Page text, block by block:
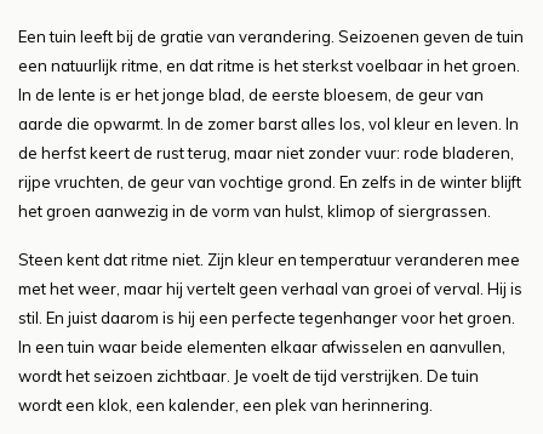
Een tuin leeft bij de gratie van verandering. Seizoenen geven de tuin
een natuurlijk ritme, en dat ritme is het sterkst voelbaar in het groen.
In de lente is er het jonge blad, de eerste bloesem, de geur van
aarde die opwarmt. In de zomer barst alles los, vol kleur en leven. In
de herfst keert de rust terug, maar niet zonder vuur: rode bladeren,
rijpe vruchten, de geur van vochtige grond. En zelfs in de winter blijft
het groen aanwezig in de vorm van hulst, klimop of siergrassen.
Steen kent dat ritme niet. Zijn kleur en temperatuur veranderen mee
met het weer, maar hij vertelt geen verhaal van groei of verval. Hij is
stil. En juist daarom is hij een perfecte tegenhanger voor het groen.
In een tuin waar beide elementen elkaar afwisselen en aanvullen,
wordt het seizoen zichtbaar. Je voelt de tijd verstrijken. De tuin
wordt een klok, een kalender, een plek van herinnering.